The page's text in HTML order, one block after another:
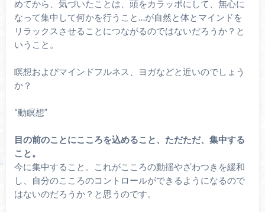
めてから、気づいたことは、頭をカラッポにして、無心に
なって集中して何かを行うこと…が自然と体とマインドを
リラックスさせることにつながるのではないだろうか？と
いうこと。
瞑想およびマインドフルネス、ヨガなどと近いのでしょう
か？
“動瞑想”
目の前のことにこころを込めること、ただただ、集中する
こと。
今に集中すること。これがこころの動揺やざわつきを緩和
し、自分のこころのコントロールができるようになるので
はないのだろうか？と思うのです。